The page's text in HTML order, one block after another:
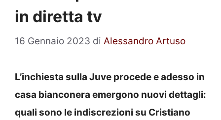
in diretta tv
16 Gennaio 2023 di Alessandro Artuso
L’inchiesta sulla Juve procede e adesso in
casa bianconera emergono nuovi dettagli:
quali sono le indiscrezioni su Cristiano